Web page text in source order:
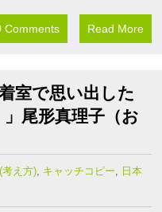
Comments Read More
室で思い出した
尾形真理子（お
考え方), キャッチコピー, 日本